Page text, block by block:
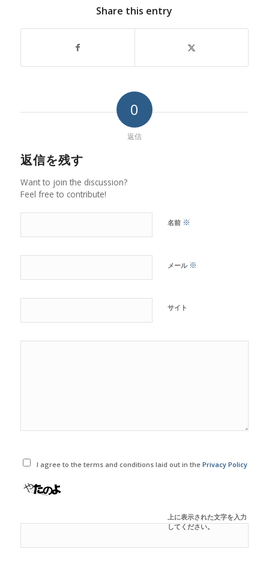
Share this entry
0
返信
返信を残す
Want to join the discussion?
Feel free to contribute!
名前 ※
メール ※
サイト
I agree to the terms and conditions laid out in thePrivacy Policy
上に表示された文字を入力
してください。